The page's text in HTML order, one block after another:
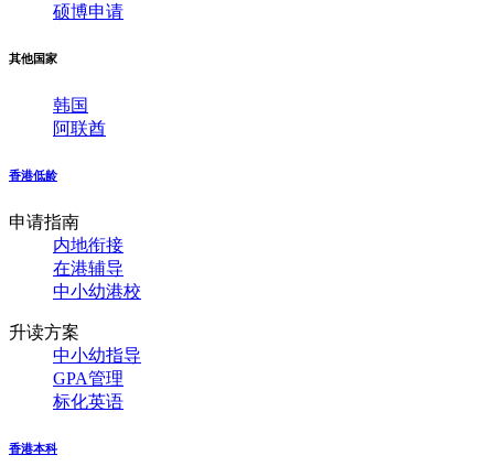
硕博申请
其他国家
韩国
阿联酋
香港低龄
申请指南
内地衔接
在港辅导
中小幼港校
升读方案
中小幼指导
GPA管理
标化英语
香港本科